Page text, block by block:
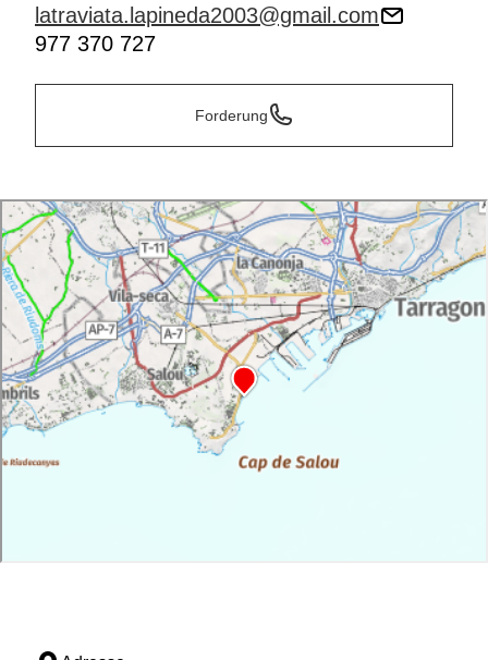
latraviata.lapineda2003@gmail.com
977 370 727
Forderung